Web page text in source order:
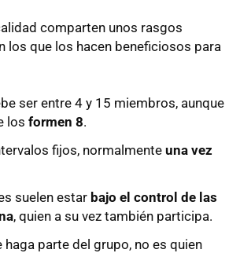
comparten unos rasgos
los que los hacen beneficiosos para
ser entre 4 y 15 miembros, aunque
los formen 8.
fijos, normalmenteuna vez
suelen estar bajo el control de las
, quien a su vez también participa.
haga parte del grupo, no es quien